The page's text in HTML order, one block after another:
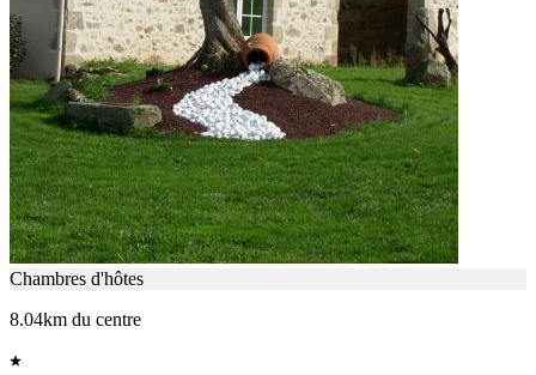
Chambres d'hôtes
8.04km du centre